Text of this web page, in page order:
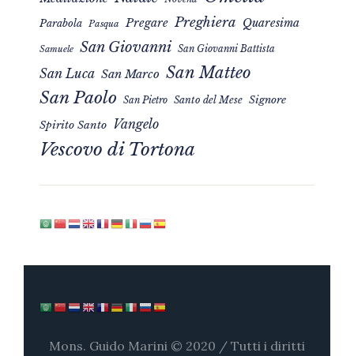
Parabola Pasqua Pregare Preghiera Quaresima
Samuele San Giovanni San Giovanni Battista
San Luca San Marco San Matteo
San Paolo San Pietro Santo del Mese Signore
Spirito Santo Vangelo
Vescovo di Tortona
Mons. Guido Marini © 2020 / Tutti i diritti